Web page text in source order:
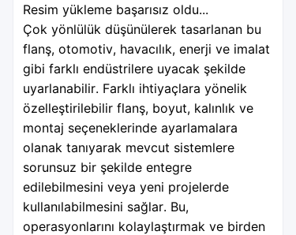
Resim yükleme başarısız oldu...
Çok yönlülük düşünülerek tasarlanan bu
flanş, otomotiv, havacılık, enerji ve imalat
gibi farklı endüstrilere uyacak şekilde
uyarlanabilir. Farklı ihtiyaçlara yönelik
özelleştirilebilir flanş, boyut, kalınlık ve
montaj seçeneklerinde ayarlamalara
olanak tanıyarak mevcut sistemlere
sorunsuz bir şekilde entegre
edilebilmesini veya yeni projelerde
kullanılabilmesini sağlar. Bu,
operasyonlarını kolaylaştırmak ve birden